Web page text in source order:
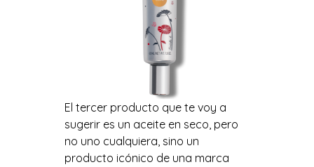
El tercer producto que te voy a
sugerir es un aceite en seco, pero
no uno cualquiera, sino un
producto icónico de una marca